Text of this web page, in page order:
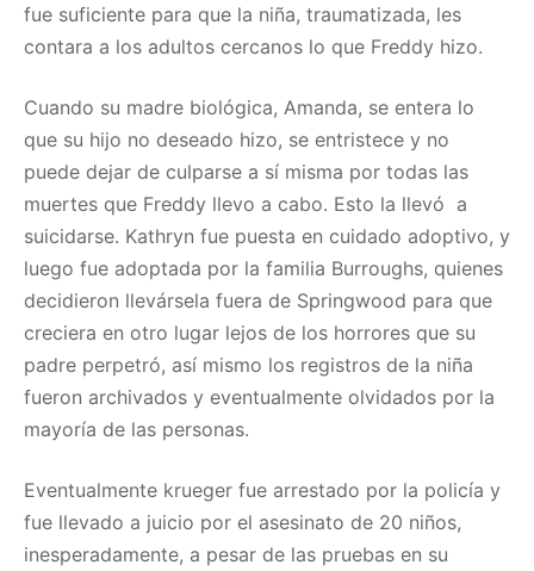
fue suficiente para que la niña, traumatizada, les
contara a los adultos cercanos lo que Freddy hizo.
Cuando su madre biológica, Amanda, se entera lo
que su hijo no deseado hizo, se entristece y no
puede dejar de culparse a sí misma por todas las
muertes que Freddy llevo a cabo. Esto la llevó a
suicidarse. Kathryn fue puesta en cuidado adoptivo, y
luego fue adoptada por la familia Burroughs, quienes
decidieron llevársela fuera de Springwood para que
creciera en otro lugar lejos de los horrores que su
padre perpetró, así mismo los registros de la niña
fueron archivados y eventualmente olvidados por la
mayoría de las personas.
Eventualmente krueger fue arrestado por la policía y
fue llevado a juicio por el asesinato de 20 niños,
inesperadamente, a pesar de las pruebas en su